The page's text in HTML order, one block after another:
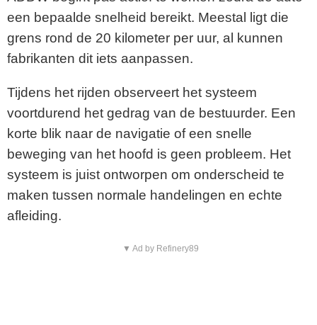
een bepaalde snelheid bereikt. Meestal ligt die
grens rond de 20 kilometer per uur, al kunnen
fabrikanten dit iets aanpassen.
Tijdens het rijden observeert het systeem
voortdurend het gedrag van de bestuurder. Een
korte blik naar de navigatie of een snelle
beweging van het hoofd is geen probleem. Het
systeem is juist ontworpen om onderscheid te
maken tussen normale handelingen en echte
afleiding.
▼ Ad by Refinery89